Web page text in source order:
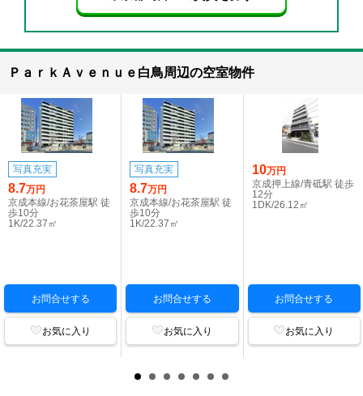
ＰａｒｋＡｖｅｎｕｅ白鳥周辺の空室物件
写真充実
8.7万円
京成本線/お花茶屋駅 徒
歩10分
1K/22.37㎡
お問合せする
お気に入り
写真充実
8.7万円
京成本線/お花茶屋駅 徒
歩10分
1K/22.37㎡
お問合せする
お気に入り
10万円
京成押上線/青砥駅 徒歩
12分
1DK/26.12㎡
お問合せする
お気に入り